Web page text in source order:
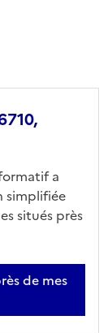
papier
a
simplifiée
situés près
de mes